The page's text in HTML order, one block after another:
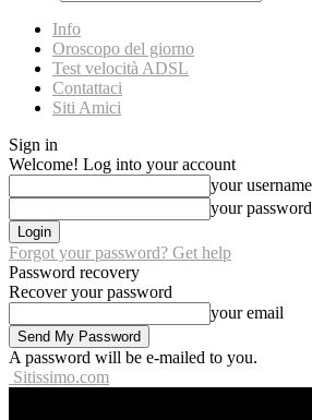
Info
Oroscopo del giorno
Test velocità ADSL
Contattaci
Siti Amici
Sign in
Welcome! Log into your account
your username
your password
Forgot your password? Get help
Password recovery
Recover your password
your email
A password will be e-mailed to you.
Sitissimo.com